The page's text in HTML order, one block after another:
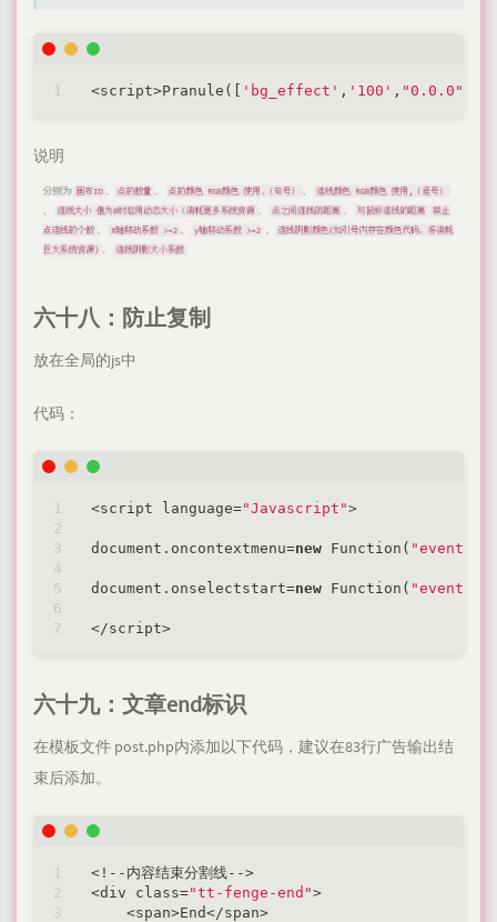
<script>Pranule([ 'bg_effect' , '100' , "0.0.0"
说明
六十八：防止复制
放在全局的js中
代码：
<script language="Javascript">
document.oncontextmenu=new Function(
document.onselectstart=new Function(
</script>
六十九：文章end标识
在模板文件 post.php内添加以下代码，建议在83行广告输出结
束后添加。
< ! - - 内容结束分割线- ->
<div class="tt-fenge-end">
<span>End</span>